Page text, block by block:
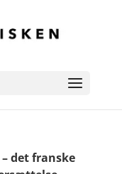
det franske